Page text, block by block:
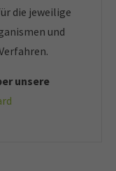
die jeweilige
und
unsere